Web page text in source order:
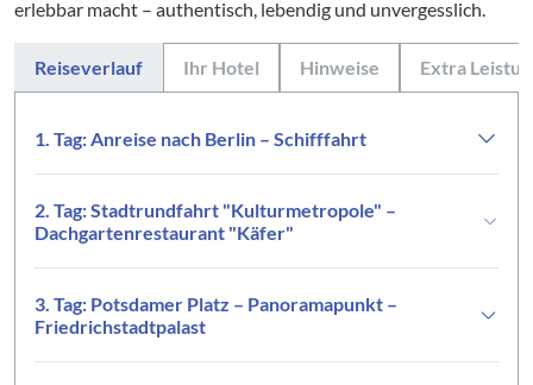
erlebbar macht – authentisch, lebendig und unvergesslich.
Reiseverlauf Ihr Hotel Hinweise Extra
1. Tag: Anreise nach Berlin – Schifffahrt
2. Tag: Stadtrundfahrt "Kulturmetropole" –
Dachgartenrestaurant "Käfer"
3. Tag: Potsdamer Platz – Panoramapunkt –
Friedrichstadtpalast